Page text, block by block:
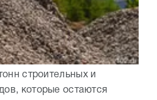
строительных и
которые остаются